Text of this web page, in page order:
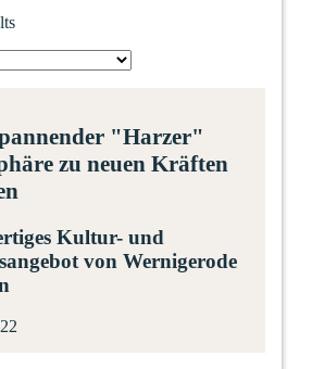
"Harzer"
zu neuen Kräften
Kultur- und
von Wernigerode